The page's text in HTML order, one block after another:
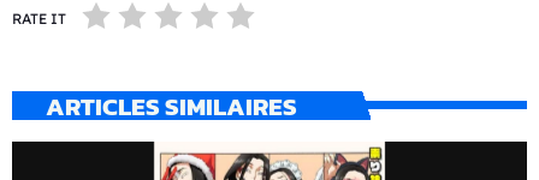
RATE IT
ARTICLES SIMILAIRES